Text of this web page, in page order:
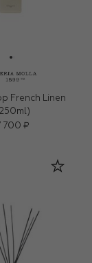
French Linen
700 ₽